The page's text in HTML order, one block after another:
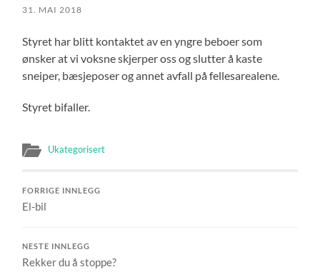
31. MAI 2018
Styret har blitt kontaktet av en yngre beboer som
ønsker at vi voksne skjerper oss og slutter å kaste
sneiper, bæsjeposer og annet avfall på fellesarealene.
Styret bifaller.
Ukategorisert
FORRIGE INNLEGG
El-bil
NESTE INNLEGG
Rekker du å stoppe?